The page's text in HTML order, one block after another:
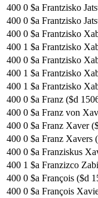
400 0 $a Frantzisko
400 0 $a Frantzisko
400 0 $a Frantzisko
400 1 $a Frantzisko
400 0 $a Frantzisko
400 1 $a Frantzisko
400 1 $a Frantzisko
400 0 $a Franz ($d
400 0 $a Franz von
400 0 $a Franz Xaver
400 0 $a Franz Xavers
400 0 $a Franziskus
400 1 $a Franzizco
400 0 $a François ($d
400 0 $a François